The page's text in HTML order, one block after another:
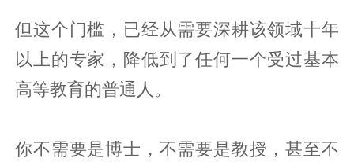
但这个门槛，已经从需要深耕该领域十年
以上的专家，降低到了任何一个受过基本
高等教育的普通人。
你不需要是博士，不需要是教授，甚至不